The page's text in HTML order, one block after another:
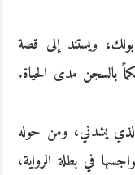
ويستند إلى قصة
بالسجن مدى الحياة.
يشدني، ومن حوله
في بطلة الرواية،